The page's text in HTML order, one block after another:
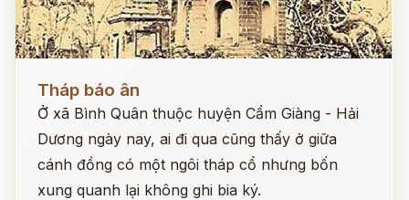
Tháp báo ân
Ở xã Bình Quân thuộc huyện Cẩm Giàng - Hải
Dương ngày nay, ai đi qua cũng thấy ở giữa
cánh đồng có một ngôi tháp cổ nhưng bốn
xung quanh lại không ghi bia ký.